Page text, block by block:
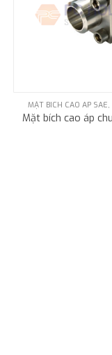
MẶT BÍCH CAO ÁP
Mặt bích cao áp